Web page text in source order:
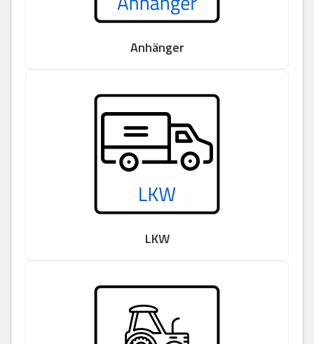
Anhänger
LKW